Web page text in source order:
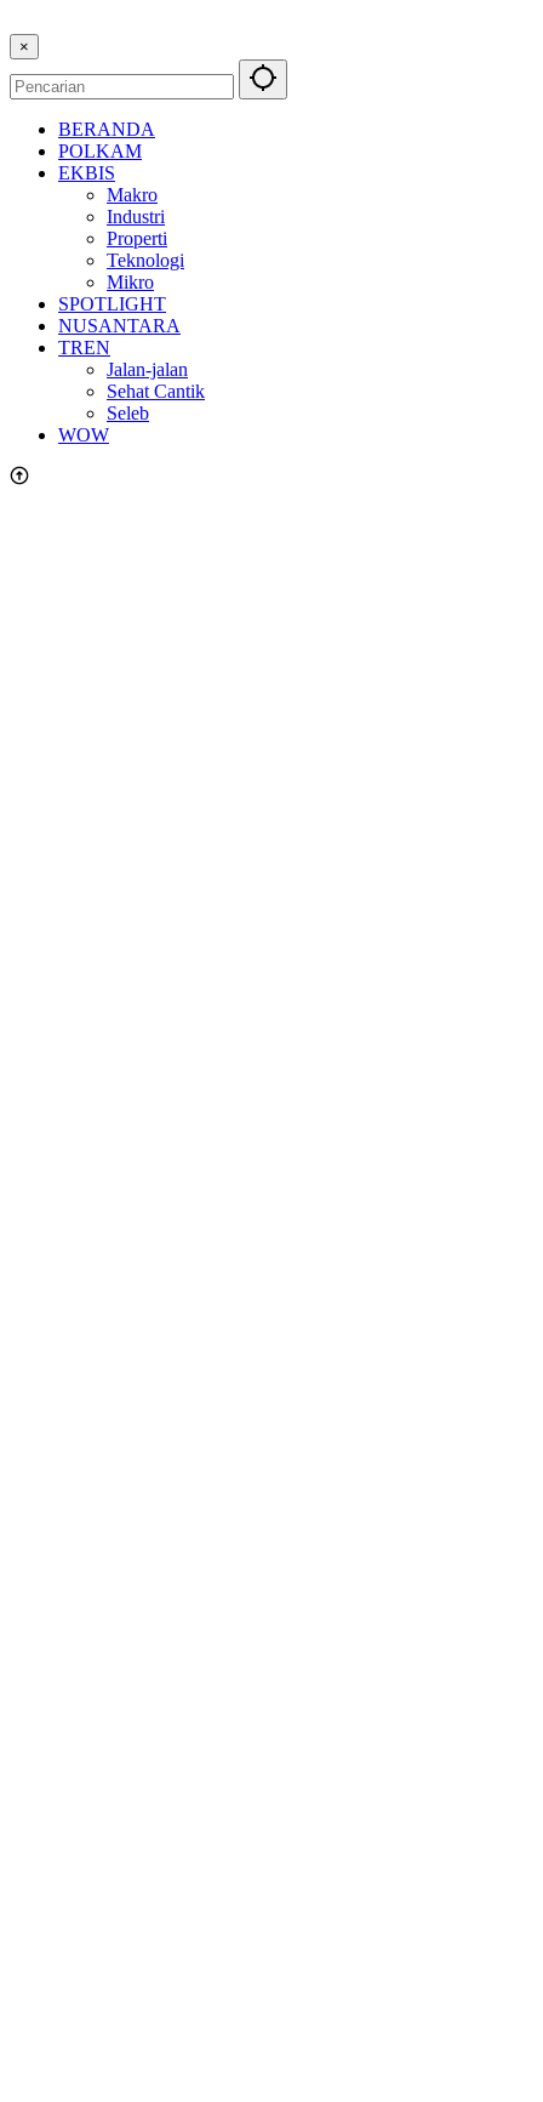
×
BERANDA
POLKAM
EKBIS
Makro
Industri
Properti
Teknologi
Mikro
SPOTLIGHT
NUSANTARA
TREN
Jalan-jalan
Sehat Cantik
Seleb
WOW